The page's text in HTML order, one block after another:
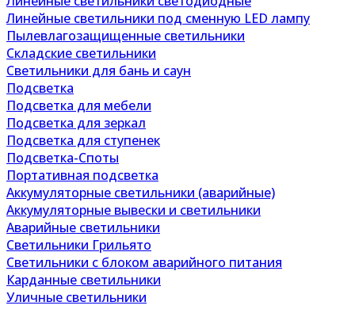
Линейные светильники под сменную LED лампу
Пылевлагозащищенные светильники
Складские светильники
Светильники для бань и саун
Подсветка
Подсветка для мебели
Подсветка для зеркал
Подсветка для ступенек
Подсветка-Споты
Портативная подсветка
Аккумуляторные светильники (аварийные)
Аккумуляторные вывески и светильники
Аварийные светильники
Светильники Грильято
Светильники с блоком аварийного питания
Карданные светильники
Уличные светильники